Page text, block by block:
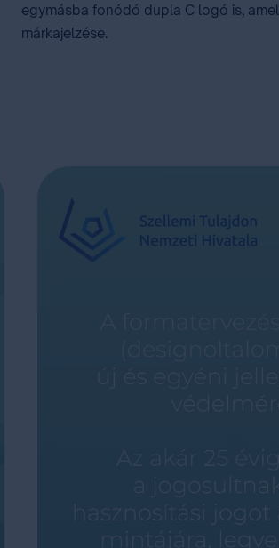
egymásba fonódó dupla C logó is,
márkajelzése.